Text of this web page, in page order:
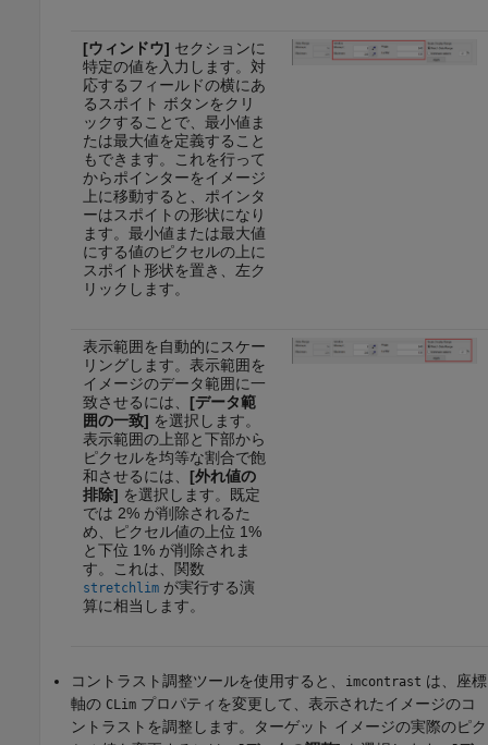
[ウィンドウ] セクションに
特定の値を入力します。対
応するフィールドの横にあ
るスポイト ボタンをクリ
ックすることで、最小値ま
たは最大値を定義すること
もできます。これを行って
からポインターをイメージ
上に移動すると、ポインタ
ーはスポイトの形状になり
ます。最小値または最大値
にする値のピクセルの上に
スポイト形状を置き、左ク
リックします。
表示範囲を自動的にスケー
リングします。表示範囲を
イメージのデータ範囲に一
致させるには、 [データ範
囲の一致] を選択します。
表示範囲の上部と下部から
ピクセルを均等な割合で飽
和させるには、 [外れ値の
排除] を選択します。既定
では 2% が削除されるた
め、ピクセル値の上位 1%
と下位 1% が削除されま
す。これは、関数
stretchlimが実行する演
算に相当します。
コントラスト調整ツールを使用すると、 imcontrast は、座標
軸の CLim プロパティを変更して、表示されたイメージのコ
ントラストを調整します。ターゲット イメージの実際のピク